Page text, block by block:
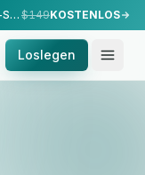
Vollständig durchgeführtes Setup – Standard-Setup, durchgeführt von unserem Team. $149KOSTENLOS
Loslegen